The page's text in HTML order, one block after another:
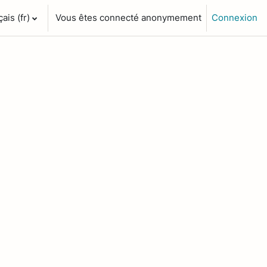
‎(fr)‎
Vous êtes connecté anonymement Connexion